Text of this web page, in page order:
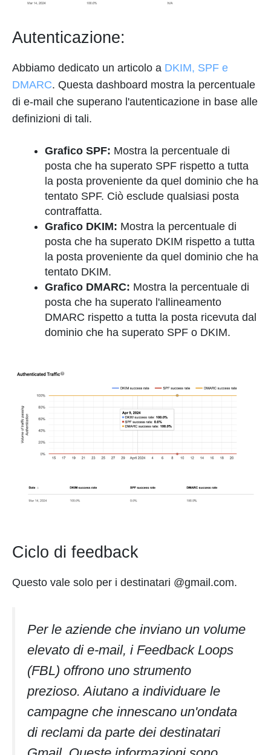
Autenticazione:
Abbiamo dedicato un articolo a DKIM, SPF e
DMARC. Questa dashboard mostra la percentuale
di e-mail che superano l'autenticazione in base alle
definizioni di tali.
Grafico SPF: Mostra la percentuale di
posta che ha superato SPF rispetto a tutta
la posta proveniente da quel dominio che ha
tentato SPF. Ciò esclude qualsiasi posta
contraffatta.
Grafico DKIM: Mostra la percentuale di
posta che ha superato DKIM rispetto a tutta
la posta proveniente da quel dominio che ha
tentato DKIM.
Grafico DMARC: Mostra la percentuale di
posta che ha superato l'allineamento
DMARC rispetto a tutta la posta ricevuta dal
dominio che ha superato SPF o DKIM.
Ciclo di feedback
Questo vale solo per i destinatari @gmail.com.
Per le aziende che inviano un volume
elevato di e-mail, i Feedback Loops
(FBL) offrono uno strumento
prezioso. Aiutano a individuare le
campagne che innescano un'ondata
di reclami da parte dei destinatari